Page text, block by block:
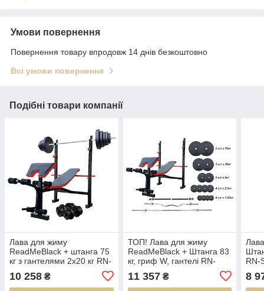
Умови повернення
Повернення товару впродовж 14 днів безкоштовно
Всі умови повернення
Подібні товари компанії
Лава для жиму
ReadMeBlack + штанга 75
кг з гантелями 2х20 кг RN-
Sport (RNS_RMB-75220)
10 258 ₴
ТОП! Лава для жиму
ReadMeBlack + Штанга 83
кг, гриф W, гантелі RN-
11 357₴
RN-
8